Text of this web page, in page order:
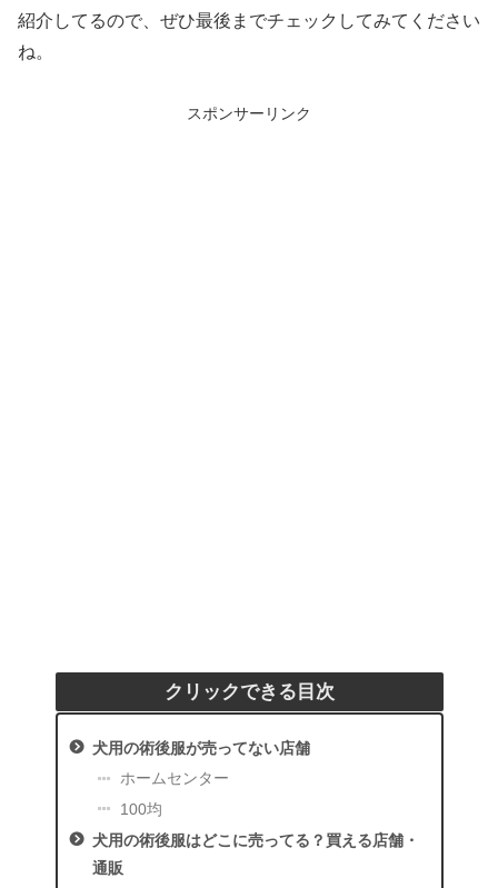
紹介してるので、ぜひ最後までチェックしてみてください
ね。
スポンサーリンク
クリックできる目次
犬用の術後服が売ってない店舗
ホームセンター
100均
犬用の術後服はどこに売ってる？買える店舗・
通販